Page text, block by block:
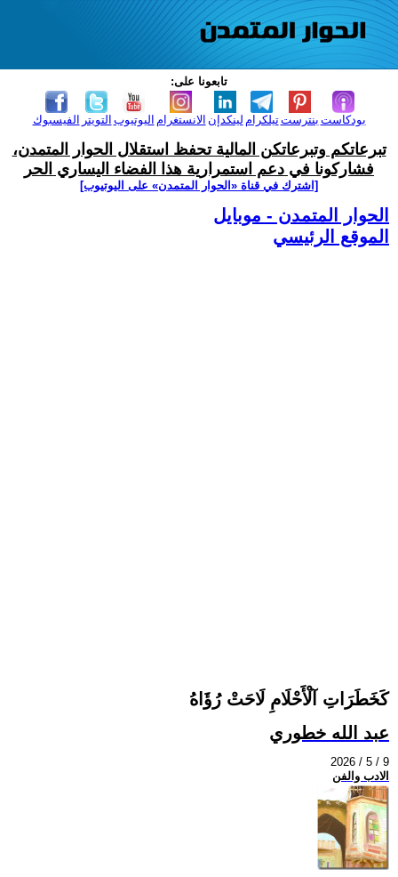
تابعونا على:
الفيسبوك التويتر اليوتيوب الانستغرام لينكدإن تيلكرامبنترست بودكاست
تبرعاتكم وتبرعاتكن المالية تحفظ استقلال الحوار المتمدن،
فشاركونا في دعم استمرارية هذا الفضاء اليساري الحر
[اشترك في قناة ‫«الحوار المتمدن» على اليوتيوب]
الحوار المتمدن - موبايل
الموقع الرئيسي
كَخَطَرَاتِ آلْأَحْلَامِ لَاحَتْ رُؤَاهُ
عبد الله خطوري
2026 / 5 / 9
الادب والفن